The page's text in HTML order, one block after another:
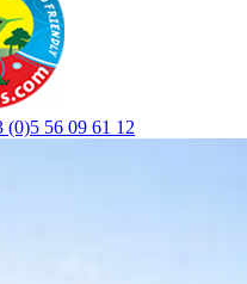
(0)5 56 09 61 12